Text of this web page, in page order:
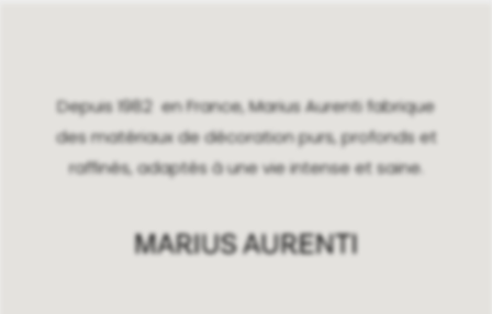
Depuis 1982 en France, Marius Aurenti fabrique
des matériaux de décoration purs, profonds et
raffinés, adaptés à une vie intense et saine.